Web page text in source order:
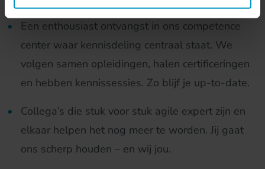
Een enthousiast ontvangst in ons competence
center waar kennisdeling centraal staat. We
volgen samen opleidingen, halen certificeringen
en hebben kennissessies. Zo blijf je up-to-date.
Collega’s die stuk voor stuk agile expert zijn en
elkaar helpen het nog meer te worden. Jij gaat
ons scherp houden – en wij jou.